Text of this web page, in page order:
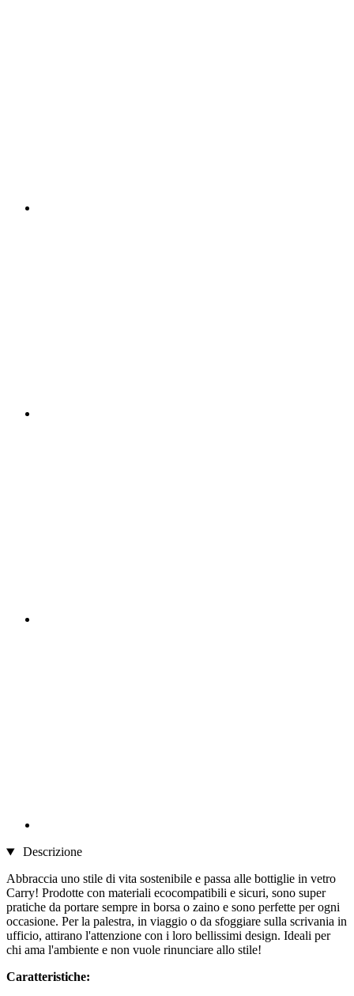
Descrizione
Abbraccia uno stile di vita sostenibile e passa alle bottiglie in vetro
Carry! Prodotte con materiali ecocompatibili e sicuri, sono super
pratiche da portare sempre in borsa o zaino e sono perfette per ogni
occasione. Per la palestra, in viaggio o da sfoggiare sulla scrivania in
ufficio, attirano l'attenzione con i loro bellissimi design. Ideali per
chi ama l'ambiente e non vuole rinunciare allo stile!
Caratteristiche: